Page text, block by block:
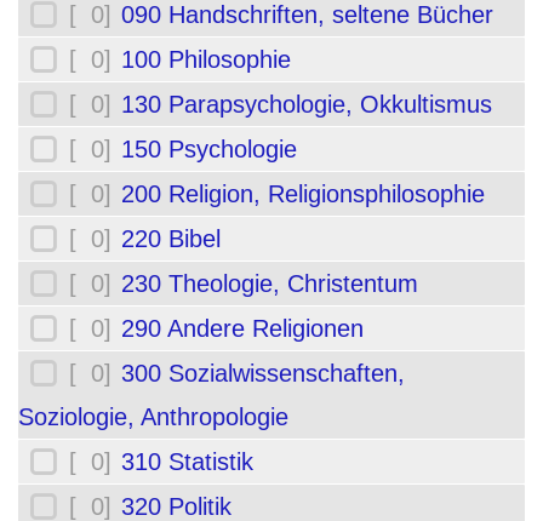
[ 0] 090 Handschriften, seltene Bücher
[ 0] 100 Philosophie
[ 0] 130 Parapsychologie, Okkultismus
[ 0] 150 Psychologie
[ 0] 200 Religion, Religionsphilosophie
[ 0] 220 Bibel
[ 0] 230 Theologie, Christentum
[ 0] 290 Andere Religionen
[ 0] 300 Sozialwissenschaften,
Soziologie, Anthropologie
[ 0] 310 Statistik
[ 0] 320 Politik